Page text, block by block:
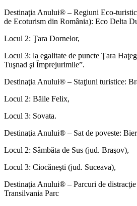
Destinaţia Anului® – Regiuni Eco-
de Ecoturism din România): Eco Delta
Locul 2: Ţara Dornelor,
Locul 3: la egalitate de puncte Ţara
Tuşnad şi Împrejurimile”.
Destinaţia Anului® – Staţiuni turistice:
Locul 2: Băile Felix,
Locul 3: Sovata.
Destinaţia Anului® – Sat de poveste:
Locul 2: Sâmbăta de Sus (jud. Braşov),
Locul 3: Ciocăneşti (jud. Suceava),
Destinaţia Anului® – Parcuri de
Transilvania Parc